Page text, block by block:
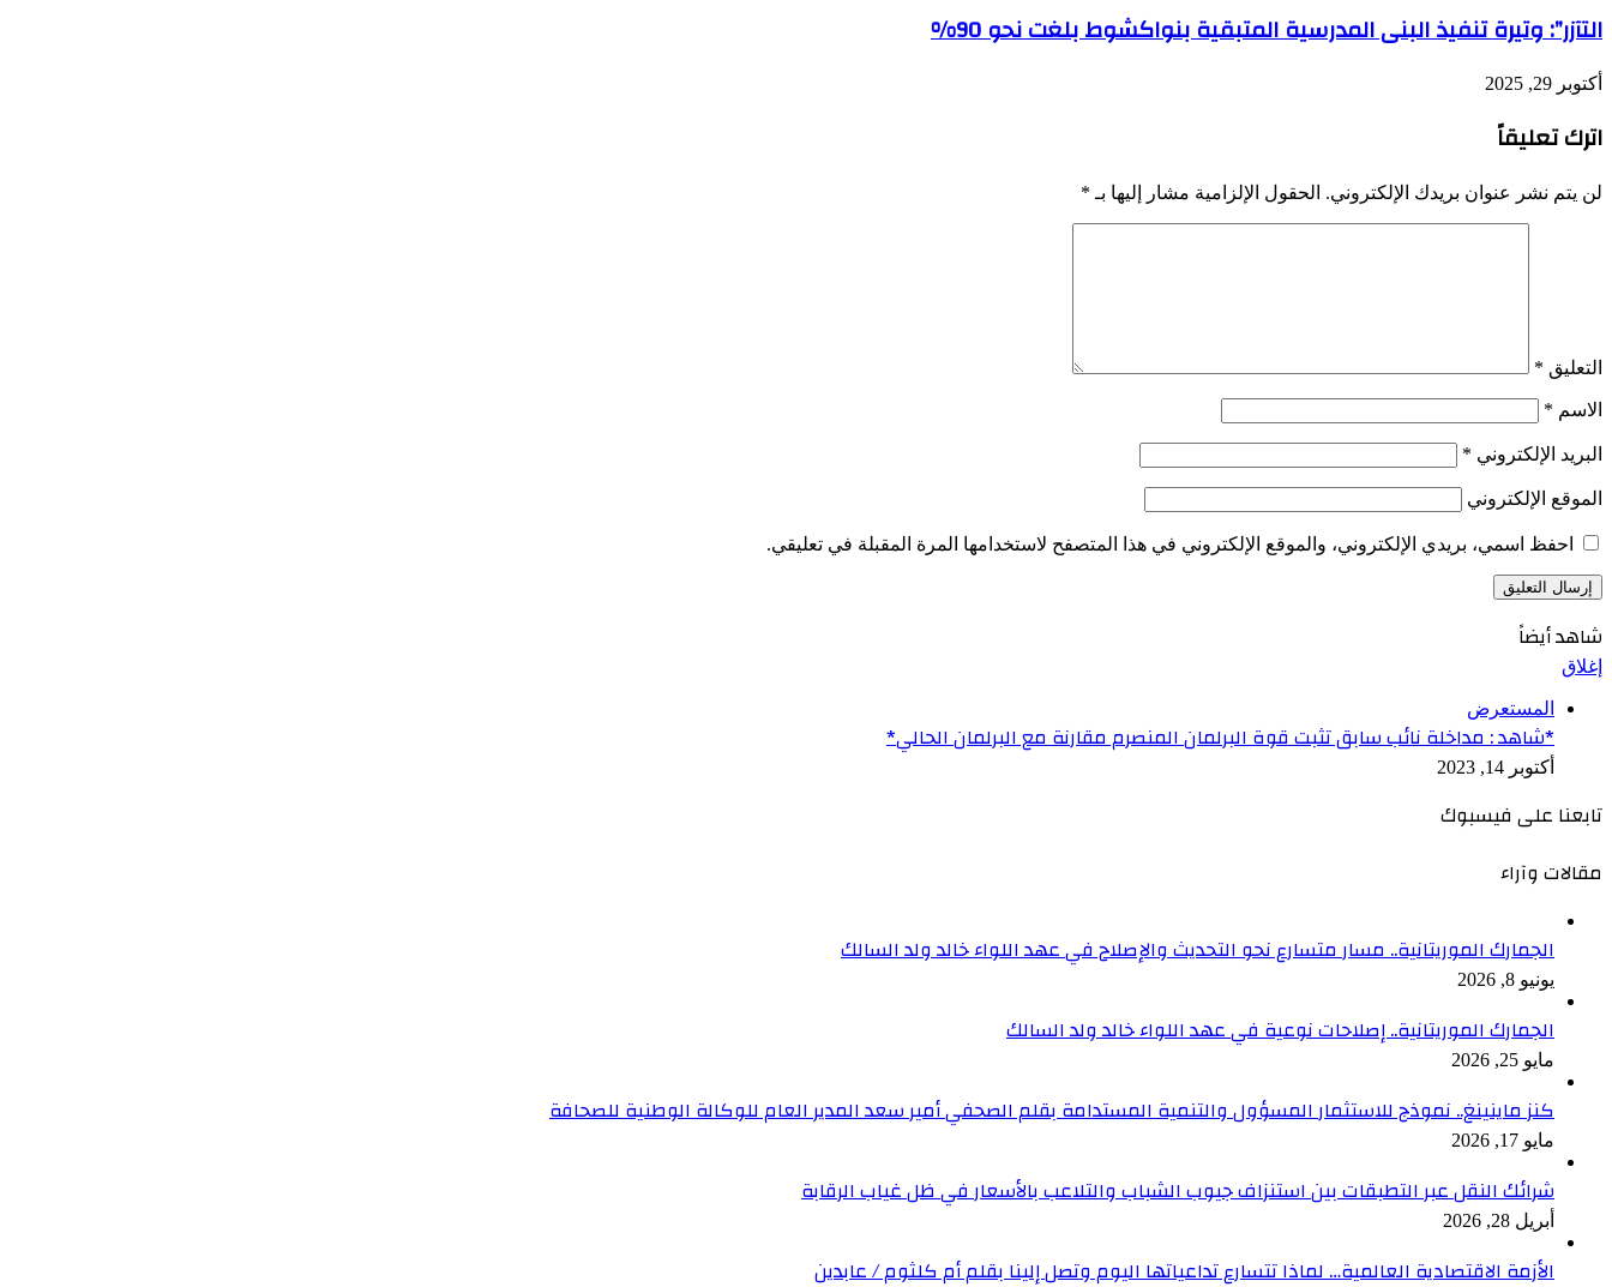
التآزر”: وتيرة تنفيذ البنى المدرسية المتبقية بنواكشوط بلغت نحو 90%
أكتوبر 29, 2025
اترك تعليقاً
لن يتم نشر عنوان بريدك الإلكتروني. الحقول الإلزامية مشار إليها بـ *
التعليق *
الاسم *
البريد الإلكتروني *
الموقع الإلكتروني
احفظ اسمي، بريدي الإلكتروني، والموقع الإلكتروني في هذا المتصفح لاستخدامها المرة المقبلة في تعليقي.
شاهد أيضاً
إغلاق
المستعرض
*شاهد : مداخلة نائب سابق تثبت قوة البرلمان المنصرم مقارنة مع البرلمان الحالي*
أكتوبر 14, 2023
تابعنا على فيسبوك
مقالات وآراء
الجمارك الموريتانية.. مسار متسارع نحو التحديث والإصلاح في عهد اللواء خالد ولد السالك
يونيو 8, 2026
الجمارك الموريتانية.. إصلاحات نوعية في عهد اللواء خالد ولد السالك
مايو 25, 2026
كنز ماينينغ.. نموذج للاستثمار المسؤول والتنمية المستدامة بقلم الصحفي أمير سعد المدير العام للوكالة الوطنية للصحافة
مايو 17, 2026
شرائك النقل عبر التطبقات بين استنزاف جيوب الشباب والتلاعب بالأسعار في ظل غياب الرقابة
أبريل 28, 2026
الأزمة الاقتصادية العالمية… لماذا تتسارع تداعياتها اليوم وتصل إلينا بقلم أم كلثوم / عابدين